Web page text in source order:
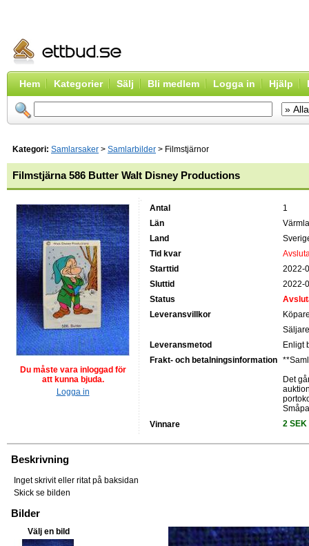
Hem Kategorier Sälj Bli medlem Logga in Hjälp
Kategori: Samlarsaker > Samlarbilder > Filmstjärnor
Filmstjärna 586 Butter Walt Disney Productions
Du måste vara inloggad för
att kunna bjuda.
Logga in
Antal
1
Län
Land
Tid kvar
Starttid
2022-
Sluttid
2022-
Status
Leveransvillkor
Leveransmetod
Enligt
Frakt- och betalningsinformation
Det
Vinnare
2 SEK
Beskrivning
Inget skrivit eller ritat på baksidan
Skick se bilden
Bilder
Välj en bild